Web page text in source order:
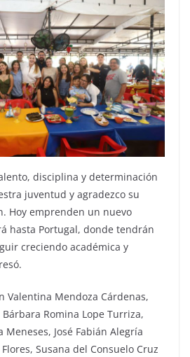
disciplina y determinación
juventud y agradezco su
Hoy emprenden un nuevo
hasta Portugal, donde tendrán
creciendo académica y
Valentina Mendoza Cárdenas,
Bárbara Romina Lope Turriza,
José Fabián Alegría
Susana del Consuelo Cruz